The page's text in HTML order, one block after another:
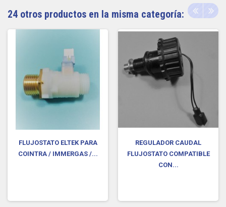
24 otros productos en la misma categoría:
FLUJOSTATO ELTEK PARA
COINTRA / IMMERGAS /...
REGULADOR CAUDAL
FLUJOSTATO COMPATIBLE
CON...